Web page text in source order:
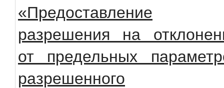
«Предоставление
разрешения на
от предельных
разрешенного